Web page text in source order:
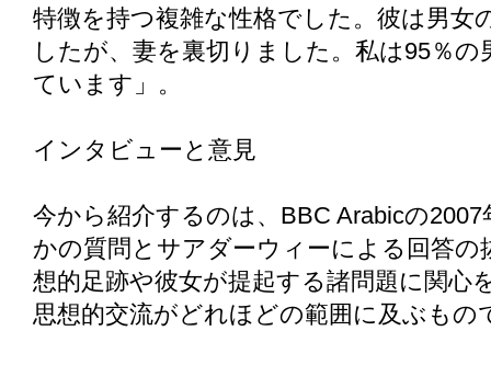
特徴を持つ複雑な性格でした。彼は男女
したが、妻を裏切りました。私は95％
ています」。
インタビューと意見
今から紹介するのは、BBC Arabicの
かの質問とサアダーウィーによる回答の
想的足跡や彼女が提起する諸問題に関心
思想的交流がどれほどの範囲に及ぶも